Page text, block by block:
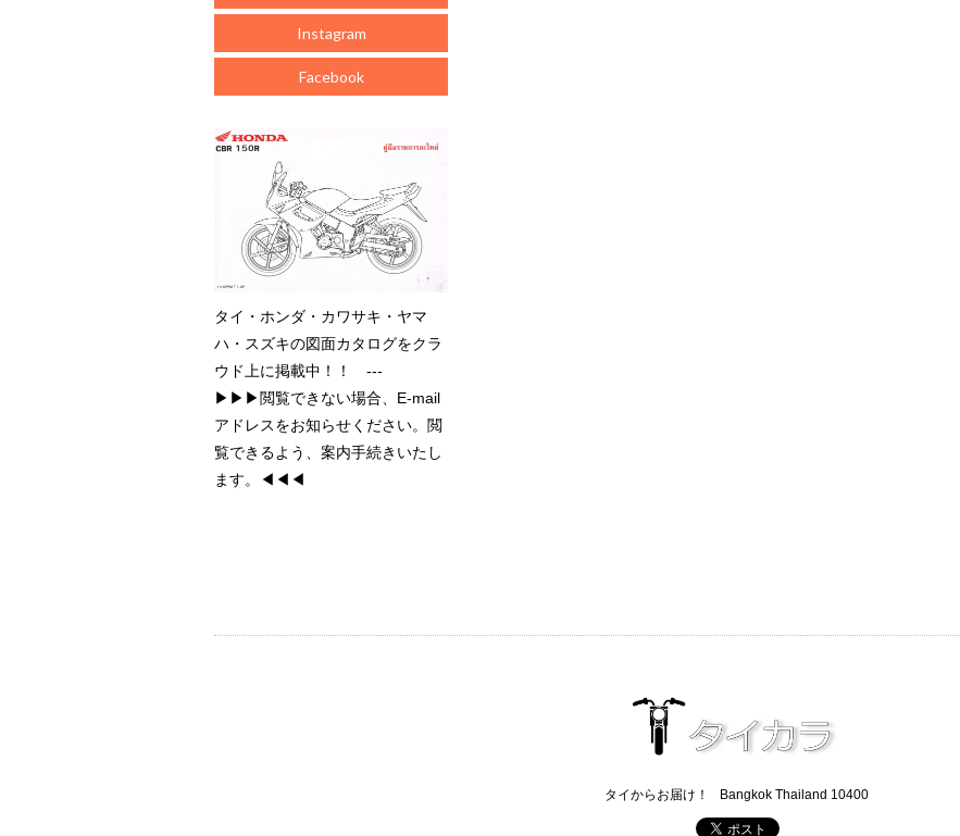
Instagram
Facebook
タイ・ホンダ・カワサキ・ヤマ
ハ・スズキの図面カタログをクラ
ウド上に掲載中！！ ---
▶▶▶閲覧できない場合、E-mail
アドレスをお知らせください。閲
覧できるよう、案内手続きいたし
ます。◀◀◀
タイからお届け！ Bangkok Thailand 10400